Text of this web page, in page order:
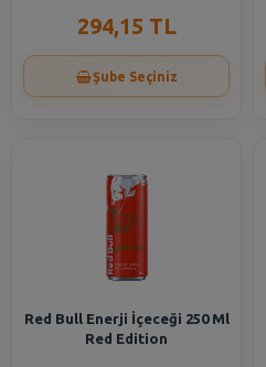
294,15 TL
Şube Seçiniz
Red Bull Enerji İçeceği 250 Ml
Red Edition